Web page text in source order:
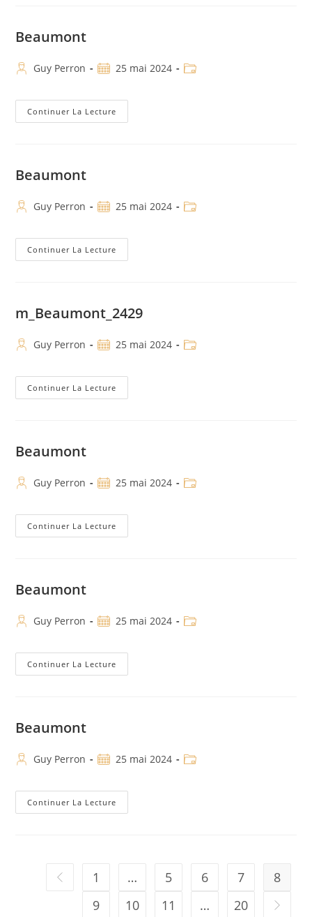
Beaumont
Guy Perron 25 mai 2024
Continuer La Lecture
Beaumont
Guy Perron 25 mai 2024
Continuer La Lecture
m_Beaumont_2429
Guy Perron 25 mai 2024
Continuer La Lecture
Beaumont
Guy Perron 25 mai 2024
Continuer La Lecture
Beaumont
Guy Perron 25 mai 2024
Continuer La Lecture
Beaumont
Guy Perron 25 mai 2024
Continuer La Lecture
1 … 5 6 7
8
9
10 11 … 20